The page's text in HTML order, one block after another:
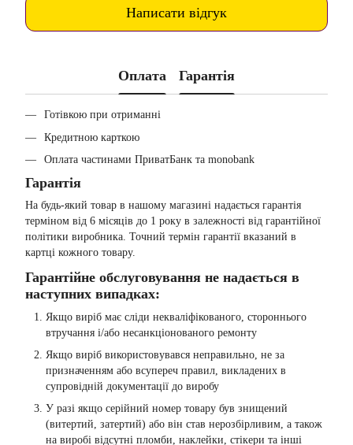
Написати відгук
Оплата Гарантія
Готівкою при отриманні
Кредитною карткою
Оплата частинами ПриватБанк та monobank
Гарантія
На будь-який товар в нашому магазині надається гарантія
терміном від 6 місяців до 1 року в залежності від гарантійної
політики виробника. Точний термін гарантії вказаний в
картці кожного товару.
Гарантійне обслуговування не надається в
наступних випадках:
Якщо виріб має сліди некваліфікованого, стороннього
втручання і/або несанкціонованого ремонту
Якщо виріб використовувався неправильно, не за
призначенням або всупереч правил, викладених в
супровідній документації до виробу
У разі якщо серійний номер товару був знищений
(витертий, затертий) або він став нерозбірливим, а також
на виробі відсутні пломби, наклейки, стікери та інші